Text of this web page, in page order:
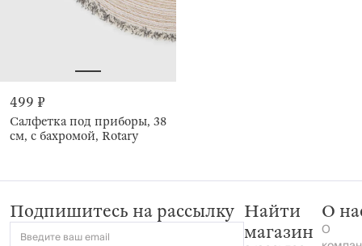
499 ₽
Салфетка под приборы, 38
см, с бахромой, Rotary
Подпишитесь на рассылку
Введите ваш email
Найти
магазин
О
О